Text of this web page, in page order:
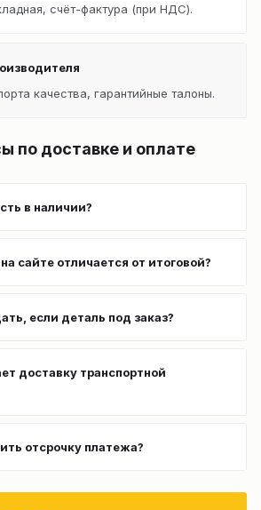
счёт-фактура (при НДС).
качества, гарантийные талоны.
по доставке и оплате
в наличии?
сайте отличается от итоговой?
если деталь под заказ?
доставку транспортной
отсрочку платежа?